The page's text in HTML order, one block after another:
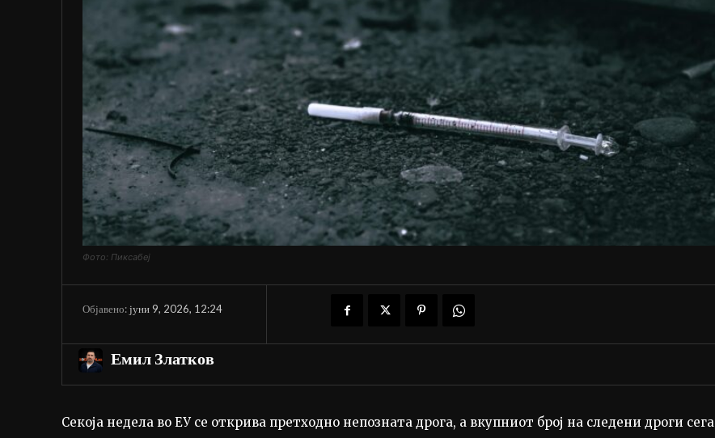
Фото: Пиксабеј
Објавено:јуни 9, 2026, 12:24
Емил Златков
Секоја недела во ЕУ се открива претходно непозната дрога, а вкупниот број на следени дроги сега